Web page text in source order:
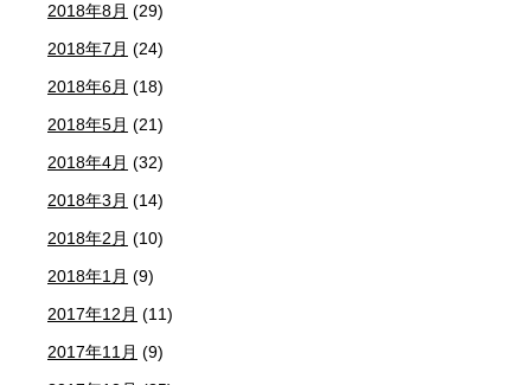
2018年8月 (29)
2018年7月 (24)
2018年6月 (18)
2018年5月 (21)
2018年4月 (32)
2018年3月 (14)
2018年2月 (10)
2018年1月 (9)
2017年12月 (11)
2017年11月 (9)